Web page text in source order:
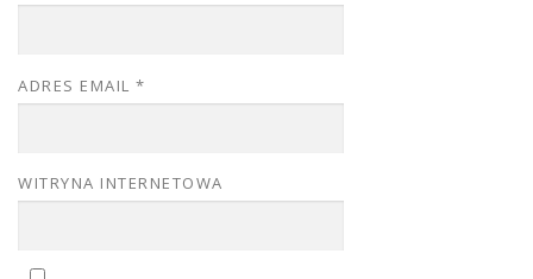
ADRES EMAIL *
WITRYNA INTERNETOWA